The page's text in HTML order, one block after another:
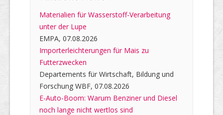
Materialien für Wasserstoff-Verarbeitung
unter der Lupe
EMPA, 07.08.2026
Importerleichterungen für Mais zu
Futterzwecken
Departements für Wirtschaft, Bildung und
Forschung WBF, 07.08.2026
E-Auto-Boom: Warum Benziner und Diesel
noch lange nicht wertlos sind